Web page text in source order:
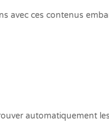
avec ces contenus
automatiquement